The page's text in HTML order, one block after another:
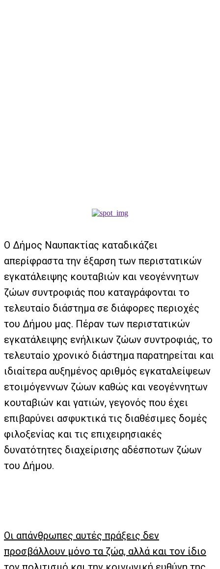
Ο Δήμος Ναυπακτίας καταδικάζει
απερίφραστα την έξαρση των περιστατικών
εγκατάλειψης κουταβιών και νεογέννητων
ζώων συντροφιάς που καταγράφονται το
τελευταίο διάστημα σε διάφορες περιοχές
του Δήμου μας. Πέραν των περιστατικών
εγκατάλειψης ενήλικων ζώων συντροφιάς, το
τελευταίο χρονικό διάστημα παρατηρείται και
ιδιαίτερα αυξημένος αριθμός εγκαταλείψεων
ετοιμόγεννων ζώων καθώς και νεογέννητων
κουταβιών και γατιών, γεγονός που έχει
επιβαρύνει ασφυκτικά τις διαθέσιμες δομές
φιλοξενίας και τις επιχειρησιακές
δυνατότητες διαχείρισης αδέσποτων ζώων
του Δήμου.
Οι απάνθρωπες αυτές πράξεις δεν
προσβάλλουν μόνο τα ζώα, αλλά και τον ίδιο